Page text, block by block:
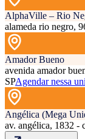
AlphaVille – Rio
alameda rio negro,
Amador Bueno
avenida amador
SPAgendar nessa
Angélica (Mega
av. angélica, 1832 -